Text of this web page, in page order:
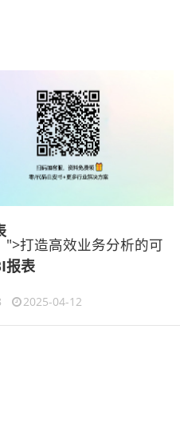
">打造高效业务分析的可
报表
2025-04-12